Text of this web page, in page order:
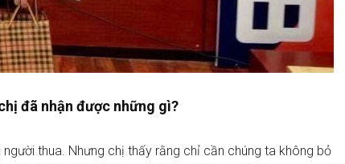
đã nhận được những gì?
thua. Nhưng chị thấy rằng chỉ cần chúng ta không bỏ